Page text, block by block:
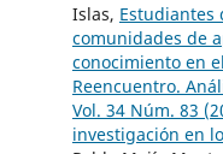
Islas, Estudiantes
comunidades de
conocimiento en
Reencuentro.
Vol. 34 Núm. 83
investigación en